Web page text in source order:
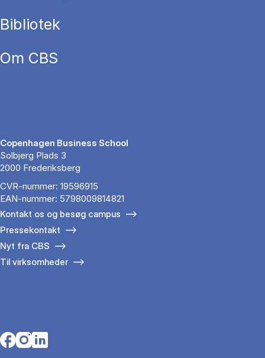
Bibliotek
Om CBS
Copenhagen Business School
Solbjerg Plads 3
2000 Frederiksberg
CVR-nummer: 19596915
EAN-nummer: 5798009814821
Kontakt os og besøg campus
Pressekontakt
Nyt fra CBS
Til virksomheder
Opens in a new tab
Opens in a new tab
Opens in a new tab